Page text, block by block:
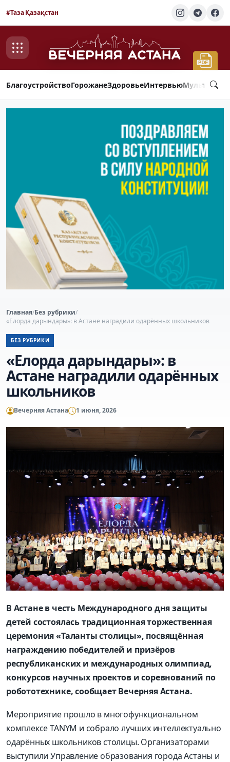
#Таза Қазақстан
БлагоустройствоГорожанеЗдоровьеИнтервью
Главная/Без рубрики/
«Елорда дарындары»: в Астане наградили одарённых школьников
БЕЗ РУБРИКИ
«Елорда дарындары»: в
Астане наградили одарённых
школьников
Вечерняя Астана 1 июня, 2026
В Астане в честь Международного дня защиты
детей состоялась традиционная торжественная
церемония «Таланты столицы», посвящённая
награждению победителей и призёров
республиканских и международных олимпиад,
конкурсов научных проектов и соревнований по
робототехнике, сообщает Вечерняя Астана.
Мероприятие прошло в многофункциональном
комплексе TANYM и собрало лучших интеллектуально
одарённых школьников столицы. Организаторами
выступили Управление образования города Астаны и